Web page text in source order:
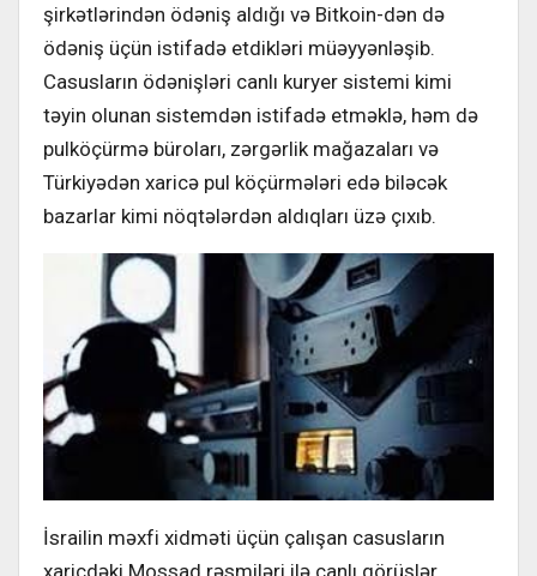
şirkətlərindən ödəniş aldığı və Bitkoin-dən də
ödəniş üçün istifadə etdikləri müəyyənləşib.
Casusların ödənişləri canlı kuryer sistemi kimi
təyin olunan sistemdən istifadə etməklə, həm də
pulköçürmə büroları, zərgərlik mağazaları və
Türkiyədən xaricə pul köçürmələri edə biləcək
bazarlar kimi nöqtələrdən aldıqları üzə çıxıb.
İsrailin məxfi xidməti üçün çalışan casusların
xaricdəki Mossad rəsmiləri ilə canlı görüşlər